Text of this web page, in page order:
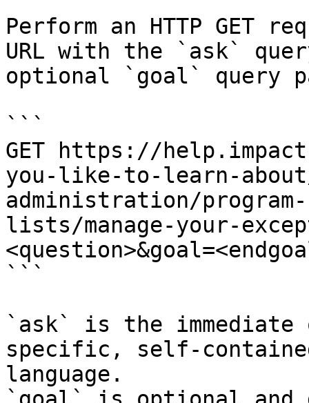
Perform an HTTP GET
URL with the `ask`
optional `goal` query
```
GET https://
you-like-to-learn-
administration/
lists/manage-your-
```
`ask` is the
specific, self-
language.